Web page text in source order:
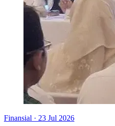
Finansial · 23 Jul 2026